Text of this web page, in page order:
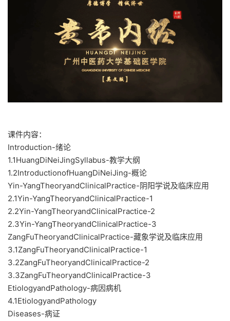
课件内容：
Introduction-绪论
1.1HuangDiNeiJingSyllabus-教学大纲
1.2IntroductionofHuangDiNeiJing-概论
Yin-YangTheoryandClinicalPractice-阴阳学说及临床应用
2.1Yin-YangTheoryandClinicalPractice-1
2.2Yin-YangTheoryandClinicalPractice-2
2.3Yin-YangTheoryandClinicalPractice-3
ZangFuTheoryandClinicalPractice-藏象学说及临床应用
3.1ZangFuTheoryandClinicalPractice-1
3.2ZangFuTheoryandClinicalPractice-2
3.3ZangFuTheoryandClinicalPractice-3
EtiologyandPathology-病因病机
4.1EtiologyandPathology
Diseases-病证